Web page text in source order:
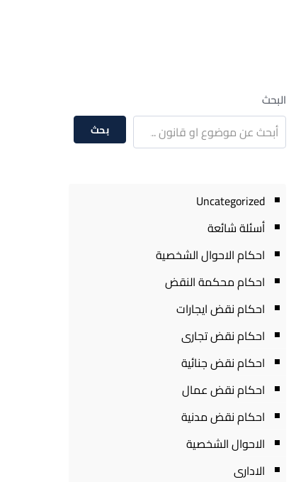
البحث
بحث
Uncategorized
أسئلة شائعة
احكام الاحوال الشخصية
احكام محكمة النقض
احكام نقض ايجارات
احكام نقض تجارى
احكام نقض جنائية
احكام نقض عمال
احكام نقض مدنية
الاحوال الشخصية
الادارى